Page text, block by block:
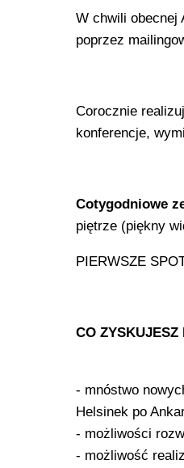
W chwili obecnej
poprzez
Corocznie
konferencje,
Cotygodniowe
piętrze (piękny
PIERWSZE
CO ZYSKUJESZ
- mnóstwo
Helsinek po
- możliwości
- możliwość